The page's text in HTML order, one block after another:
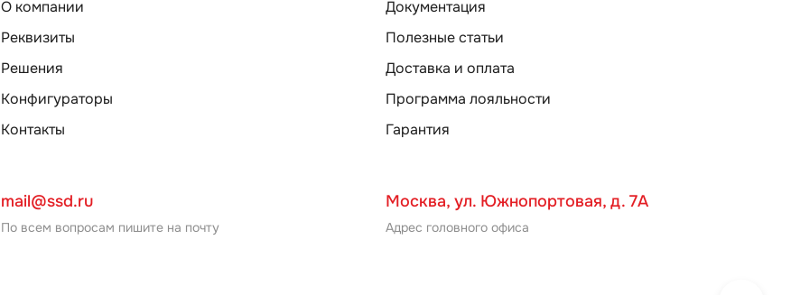
О компании
Реквизиты
Решения
Конфигураторы
Контакты
Документация
Полезные статьи
Доставка и оплата
Программа лояльности
Гарантия
mail@ssd.ru
По всем вопросам пишите на почту
Москва, ул. Южнопортовая, д. 7А
Адрес головного офиса